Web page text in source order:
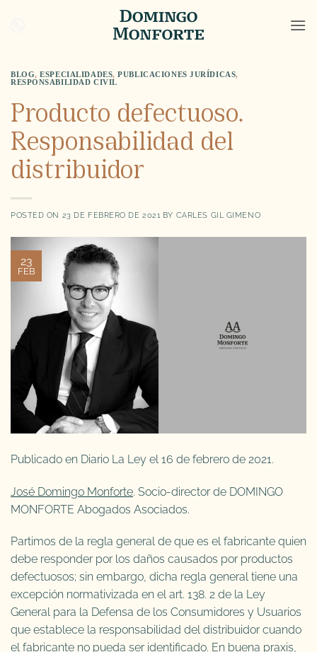
BLOG,ESPECIALIDADES,PUBLICACIONES JURÍDICAS,
RESPONSABILIDAD CIVIL
Producto defectuoso.
Responsabilidad del
distribuidor
POSTED ON 23 DE FEBRERO DE 2021 BY CARLES GIL GIMENO
23
FEB
Publicado en Diario La Ley el 16 de febrero de 2021.
José Domingo Monforte. Socio-director de DOMINGO
MONFORTE Abogados Asociados.
Partimos de la regla general de que es el fabricante quien
debe responder por los daños causados por productos
defectuosos; sin embargo, dicha regla general tiene una
excepción normativizada en el art. 138. 2 de la Ley
General para la Defensa de los Consumidores y Usuarios
que establece la responsabilidad del distribuidor cuando
el fabricante no pueda ser identificado. En buena praxis,